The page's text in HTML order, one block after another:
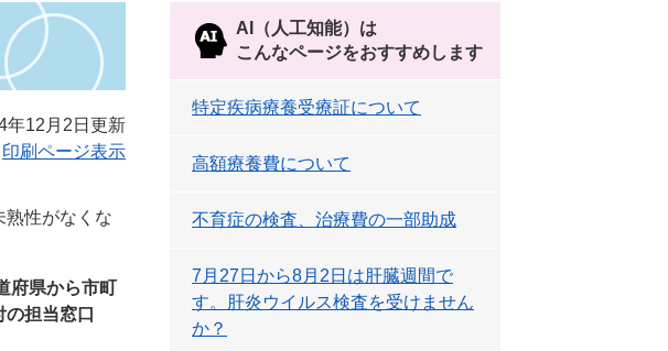
年12月2日更新
印刷ページ表示
性がなくな
府県から市町
担当窓口
AI（人工知能）は
こんなページをおすすめします
特定疾病療養受療証について
高額療養費について
不育症の検査、治療費の一部助成
7月27日から8月2日は肝臓週間で
す。肝炎ウイルス検査を受けません
か？